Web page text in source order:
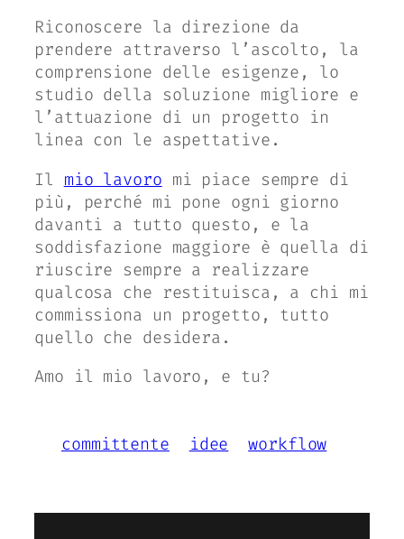
Riconoscere la direzione da
prendere attraverso l’ascolto, la
comprensione delle esigenze, lo
studio della soluzione migliore e
l’attuazione di un progetto in
linea con le aspettative.
Il mio lavoro mi piace sempre di
più, perché mi pone ogni giorno
davanti a tutto questo, e la
soddisfazione maggiore è quella di
riuscire sempre a realizzare
qualcosa che restituisca, a chi mi
commissiona un progetto, tutto
quello che desidera.
Amo il mio lavoro, e tu?
committente idee workflow